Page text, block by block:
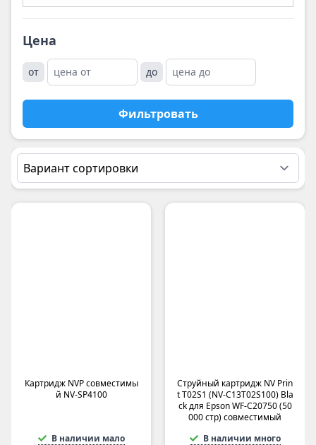
noname
Panasonic
Kyocera
Pantum
Konica minolta
CET
Easyprint
HANP
Hi-Black
MyToner
Cactus
LEXMARK
Цена
от до
Фильтровать
Картридж NVP совместимы
й NV-SP4100
В наличии мало
Струйный картридж NV Prin
t T02S1 (NV-C13T02S100) Bla
ck для Epson WF-C20750 (50
000 стр) совместимый
В наличии много